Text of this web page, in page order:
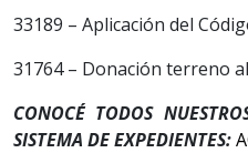
33189 – Aplicación del
31764 – Donación terreno
CONOCÉ TODOS
SISTEMA DE EXPEDIENTES: